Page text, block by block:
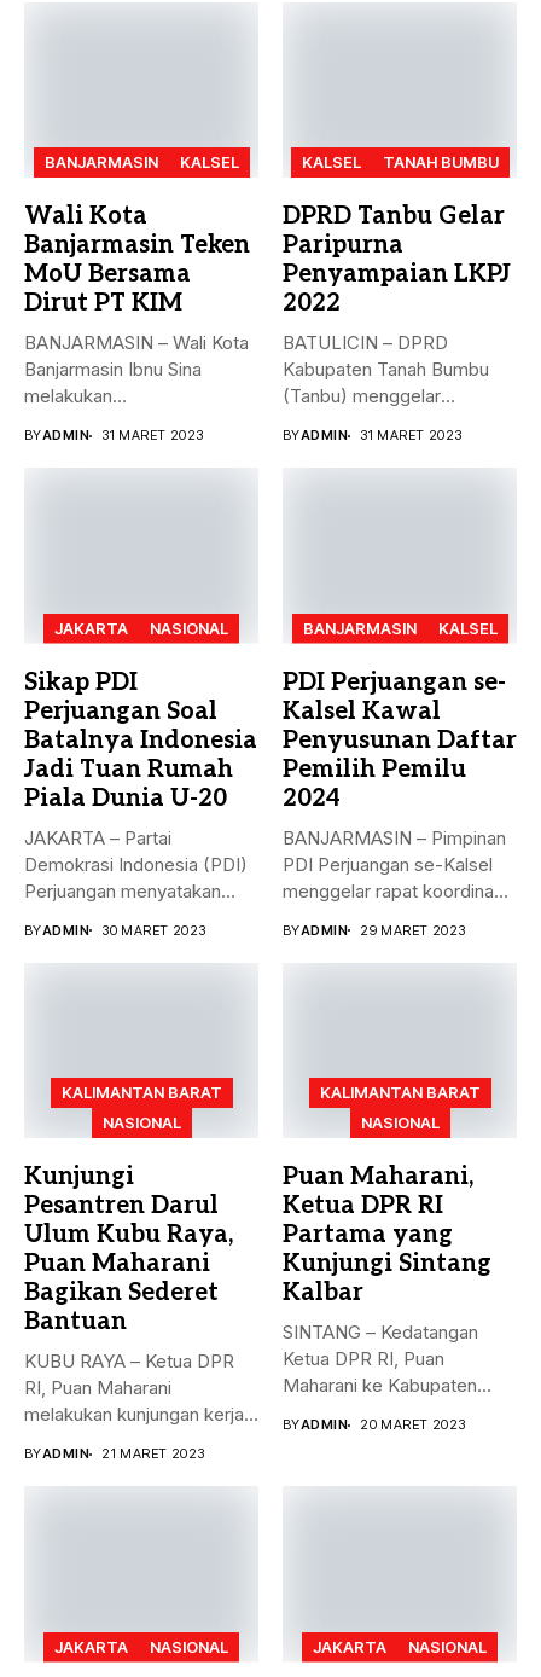
BANJARMASIN KALSEL
Wali Kota
Banjarmasin Teken
MoU Bersama
Dirut PT KIM
BANJARMASIN – Wali Kota
Banjarmasin Ibnu Sina
melakukan
BYADMIN 31 MARET 2023
KALSEL TANAH BUMBU
DPRD Tanbu Gelar
Paripurna
Penyampaian LKPJ
2022
BATULICIN – DPRD
Kabupaten Tanah Bumbu
(Tanbu) menggelar
BYADMIN 31 MARET 2023
JAKARTA NASIONAL
Sikap PDI
Perjuangan Soal
Batalnya Indonesia
Jadi Tuan Rumah
Piala Dunia U-20
JAKARTA – Partai
Demokrasi Indonesia (PDI)
Perjuangan menyatakan
BYADMIN 30 MARET 2023
BANJARMASIN KALSEL
PDI Perjuangan se-
Kalsel Kawal
Penyusunan Daftar
Pemilih Pemilu
2024
BANJARMASIN – Pimpinan
PDI Perjuangan se-Kalsel
menggelar rapat koordinasi
BYADMIN 29 MARET 2023
KALIMANTAN BARAT
NASIONAL
Kunjungi
Pesantren Darul
Ulum Kubu Raya,
Puan Maharani
Bagikan Sederet
Bantuan
KUBU RAYA – Ketua DPR
RI, Puan Maharani
melakukan kunjungan kerja
BYADMIN 21 MARET 2023
KALIMANTAN BARAT
NASIONAL
Puan Maharani,
Ketua DPR RI
Partama yang
Kunjungi Sintang
Kalbar
SINTANG – Kedatangan
Ketua DPR RI, Puan
Maharani ke Kabupaten
BYADMIN 20 MARET 2023
JAKARTA NASIONAL JAKARTA NASIONAL